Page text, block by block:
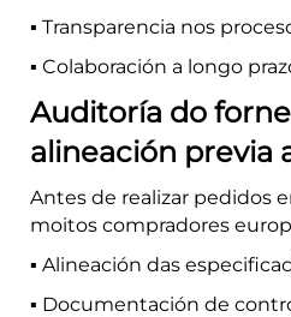
▪️ Transparencia nos
▪️ Colaboración a longo
Auditoría do
alineación previa
Antes de realizar pedidos
moitos compradores
▪️ Alineación das
▪️ Documentación de